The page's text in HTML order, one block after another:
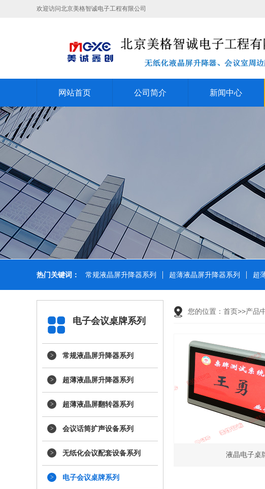
欢迎访问北京美格智诚电子工程有限公司
网站首页 公司简介 新闻中心
热门关键词： 常规液晶屏升降器系列 超薄液晶屏升降器系列 超
电子会议桌牌系列
常规液晶屏升降器系列
超薄液晶屏升降器系列
超薄液晶屏翻转器系列
会议话筒扩声设备系列
无纸化会议配套设备系列
电子会议桌牌系列
您的位置： 首页>>产品
液晶电子桌